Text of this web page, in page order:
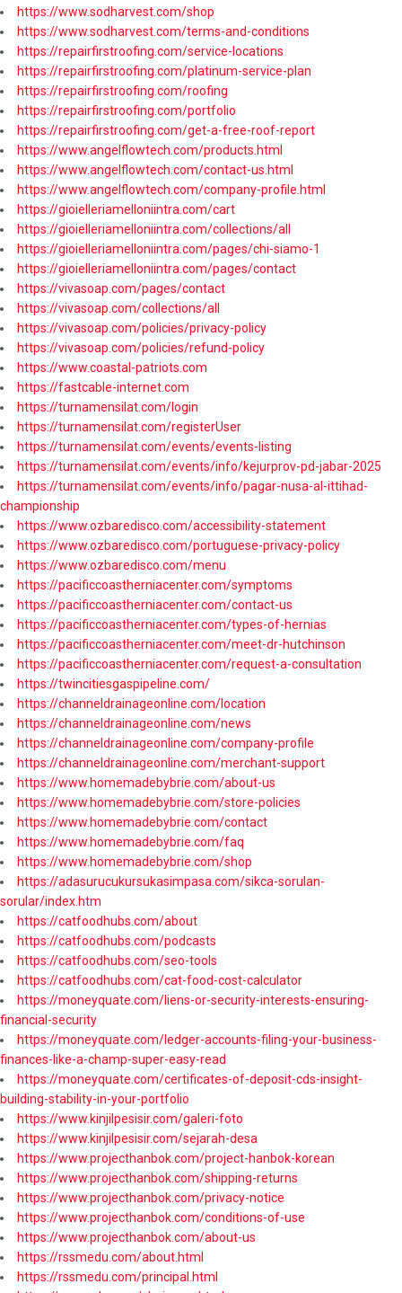
https://www.sodharvest.com/shop
https://www.sodharvest.com/terms-and-conditions
https://repairfirstroofing.com/service-locations
https://repairfirstroofing.com/platinum-service-plan
https://repairfirstroofing.com/roofing
https://repairfirstroofing.com/portfolio
https://repairfirstroofing.com/get-a-free-roof-report
https://www.angelflowtech.com/products.html
https://www.angelflowtech.com/contact-us.html
https://www.angelflowtech.com/company-profile.html
https://gioielleriamelloniintra.com/cart
https://gioielleriamelloniintra.com/collections/all
https://gioielleriamelloniintra.com/pages/chi-siamo-1
https://gioielleriamelloniintra.com/pages/contact
https://vivasoap.com/pages/contact
https://vivasoap.com/collections/all
https://vivasoap.com/policies/privacy-policy
https://vivasoap.com/policies/refund-policy
https://www.coastal-patriots.com
https://fastcable-internet.com
https://turnamensilat.com/login
https://turnamensilat.com/registerUser
https://turnamensilat.com/events/events-listing
https://turnamensilat.com/events/info/kejurprov-pd-jabar-2025
https://turnamensilat.com/events/info/pagar-nusa-al-ittihad-
championship
https://www.ozbaredisco.com/accessibility-statement
https://www.ozbaredisco.com/portuguese-privacy-policy
https://www.ozbaredisco.com/menu
https://pacificcoastherniacenter.com/symptoms
https://pacificcoastherniacenter.com/contact-us
https://pacificcoastherniacenter.com/types-of-hernias
https://pacificcoastherniacenter.com/meet-dr-hutchinson
https://pacificcoastherniacenter.com/request-a-consultation
https://twincitiesgaspipeline.com/
https://channeldrainageonline.com/location
https://channeldrainageonline.com/news
https://channeldrainageonline.com/company-profile
https://channeldrainageonline.com/merchant-support
https://www.homemadebybrie.com/about-us
https://www.homemadebybrie.com/store-policies
https://www.homemadebybrie.com/contact
https://www.homemadebybrie.com/faq
https://www.homemadebybrie.com/shop
https://adasurucukursukasimpasa.com/sikca-sorulan-
sorular/index.htm
https://catfoodhubs.com/about
https://catfoodhubs.com/podcasts
https://catfoodhubs.com/seo-tools
https://catfoodhubs.com/cat-food-cost-calculator
https://moneyquate.com/liens-or-security-interests-ensuring-
financial-security
https://moneyquate.com/ledger-accounts-filing-your-business-
finances-like-a-champ-super-easy-read
https://moneyquate.com/certificates-of-deposit-cds-insight-
building-stability-in-your-portfolio
https://www.kinjilpesisir.com/galeri-foto
https://www.kinjilpesisir.com/sejarah-desa
https://www.projecthanbok.com/project-hanbok-korean
https://www.projecthanbok.com/shipping-returns
https://www.projecthanbok.com/privacy-notice
https://www.projecthanbok.com/conditions-of-use
https://www.projecthanbok.com/about-us
https://rssmedu.com/about.html
https://rssmedu.com/principal.html